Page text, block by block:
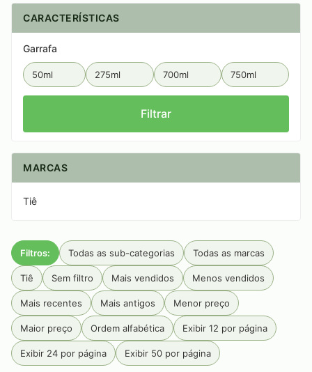
CARACTERÍSTICAS
Garrafa
50ml 275ml 700ml 750ml
Filtrar
MARCAS
Tiê
Filtros: Todas as sub-categorias Todas as marcas
Tiê Sem filtro Mais vendidos Menos vendidos
Mais recentes Mais antigos Menor preço
Maior preço Ordem alfabética Exibir 12 por página
Exibir 24 por página Exibir 50 por página